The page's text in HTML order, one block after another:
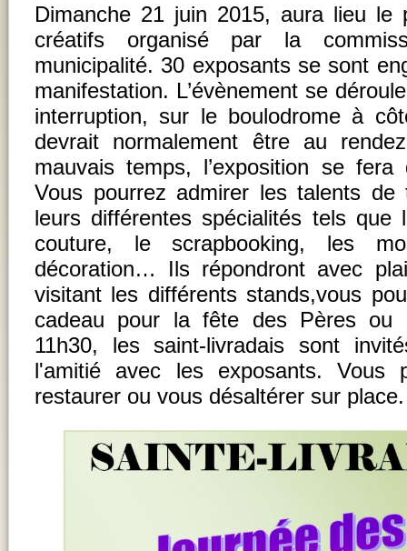
Dimanche 21 juin 2015, aura lieu le
créatifs organisé par la
municipalité. 30 exposants se sont
manifestation. L’évènement se
interruption, sur le boulodrome à
devrait normalement être au
mauvais temps, l’exposition se
Vous pourrez admirer les talents
leurs différentes spécialités tels
couture, le scrapbooking, les
décoration… Ils répondront avec
visitant les différents stands,vous
cadeau pour la fête des Pères ou
11h30, les saint-livradais sont
l'amitié avec les exposants. Vous
restaurer ou vous désaltérer sur place.